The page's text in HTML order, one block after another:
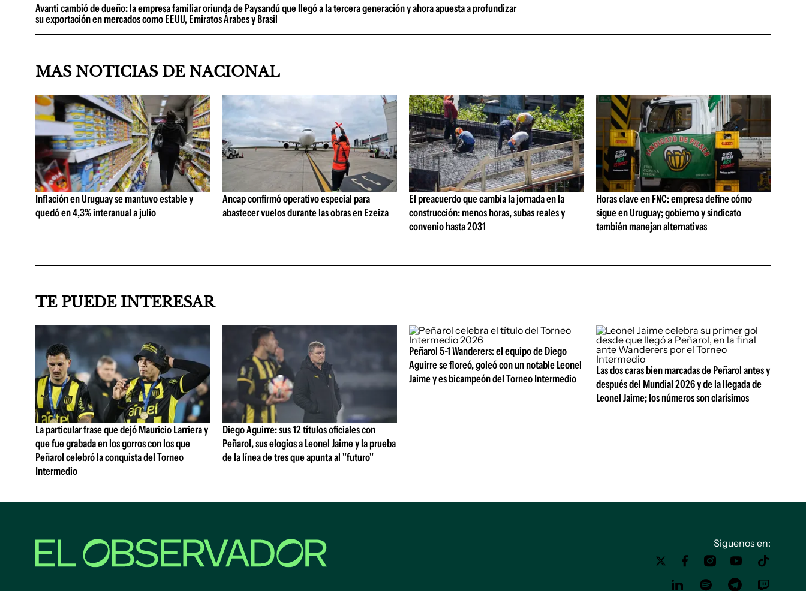
Avanti cambió de dueño: la empresa familiar oriunda de Paysandú que llegó a la tercera generación y ahora apuesta a profundizar
su exportación en mercados como EEUU, Emiratos Árabes y Brasil
MAS NOTICIAS DE NACIONAL
Inflación en Uruguay se mantuvo estable y
quedó en 4,3% interanual a julio
Ancap confirmó operativo especial para
abastecer vuelos durante las obras en Ezeiza
El preacuerdo que cambia la jornada en la
construcción: menos horas, subas reales y
convenio hasta 2031
Horas clave en FNC: empresa define cómo
sigue en Uruguay; gobierno y sindicato
también manejan alternativas
TE PUEDE INTERESAR
La particular frase que dejó Mauricio Larriera y
que fue grabada en los gorros con los que
Peñarol celebró la conquista del Torneo
Intermedio
Diego Aguirre: sus 12 títulos oficiales con
Peñarol, sus elogios a Leonel Jaime y la prueba
de la línea de tres que apunta al "futuro"
Peñarol 5-1 Wanderers: el equipo de Diego
Aguirre se floreó, goleó con un notable Leonel
Jaime y es bicampeón del Torneo Intermedio
Las dos caras bien marcadas de Peñarol antes y
después del Mundial 2026 y de la llegada de
Leonel Jaime; los números son clarísimos
Siguenos en: